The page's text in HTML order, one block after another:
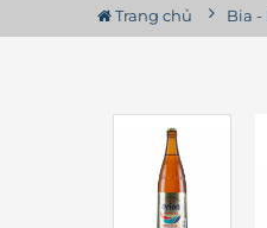
Trang chủ Bia -